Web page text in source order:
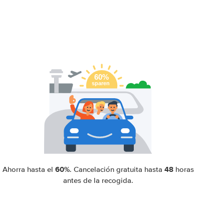
Ahorra hasta el 60%. Cancelación gratuita hasta 48horas
antes de la recogida.